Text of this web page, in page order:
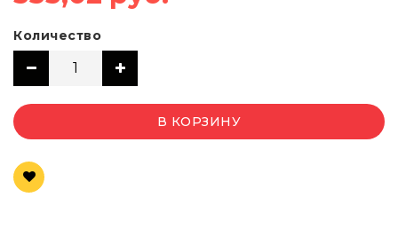
Количество
В КОРЗИНУ